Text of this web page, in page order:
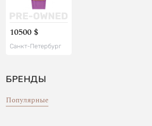
10500 $
Санкт-Петербург
БРЕНДЫ
Популярные